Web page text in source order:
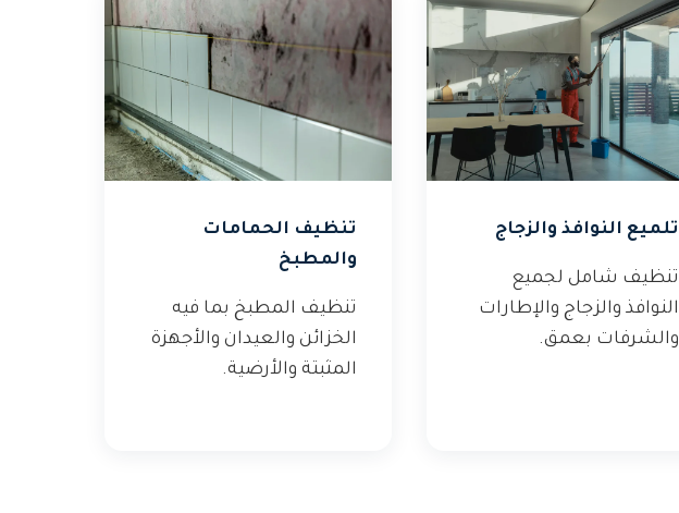
تلميع النوافذ والزجاج
تنظيف شامل لجميع
النوافذ والزجاج والإطارات
والشرفات بعمق.
تنظيف الحمامات
والمطبخ
تنظيف المطبخ بما فيه
الخزائن والعيدان والأجهزة
المثبتة والأرضية.